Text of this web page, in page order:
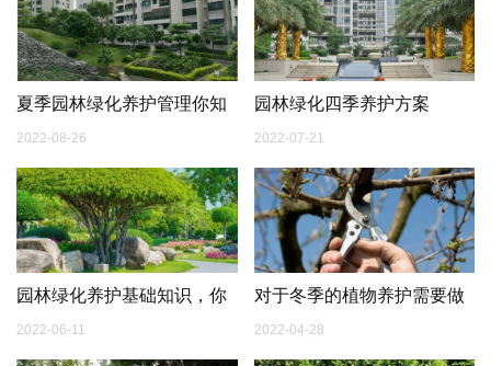
夏季园林绿化养护管理你知
2022-08-26
园林绿化四季养护方案
2022-07-21
园林绿化养护基础知识，你
2022-06-11
对于冬季的植物养护需要做
2022-04-28